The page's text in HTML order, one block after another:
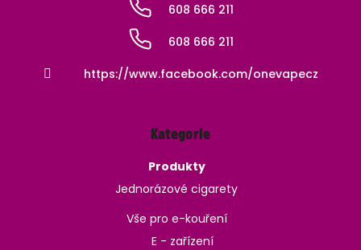
608 666 211
608 666 211
https://www.facebook.com/onevapecz
Kategorie
Produkty
Jednorázové cigarety
Vše pro e-kouření
E - zařízení